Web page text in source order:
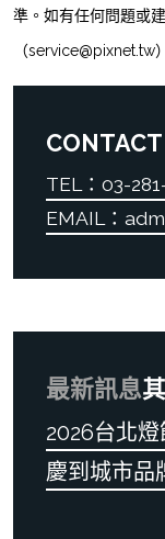
準。如有任何問題或
（service@pixnet.tw
TEL：03-
EMAIL：
最新訊息
2026台北
慶到城市品